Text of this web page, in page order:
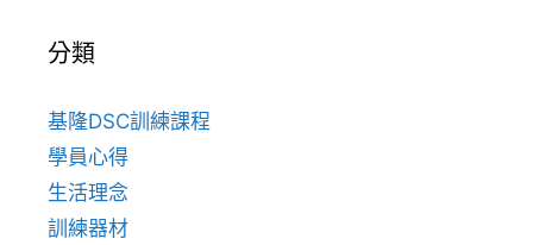
分類
基隆DSC訓練課程
學員心得
生活理念
訓練器材